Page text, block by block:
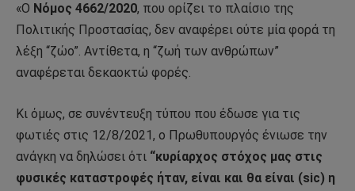
«Ο Νόμος 4662/2020, που ορίζει το πλαίσιο της
Πολιτικής Προστασίας, δεν αναφέρει ούτε μία φορά τη
λέξη “ζώο”. Αντίθετα, η “ζωή των ανθρώπων”
αναφέρεται δεκαοκτώ φορές.
Κι όμως, σε συνέντευξη τύπου που έδωσε για τις
φωτιές στις 12/8/2021, ο Πρωθυπουργός ένιωσε την
ανάγκη να δηλώσει ότι “κυρίαρχος στόχος μας στις
φυσικές καταστροφές ήταν, είναι και θα είναι (sic) η